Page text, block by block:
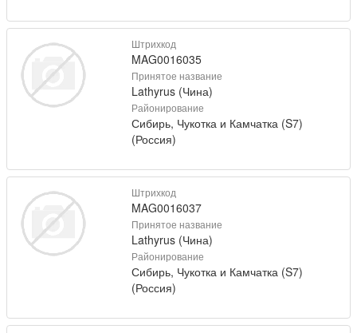
Штрихкод
MAG0016035
Принятое название
Lathyrus (Чина)
Районирование
Сибирь, Чукотка и Камчатка (S7)
(Россия)
Штрихкод
MAG0016037
Принятое название
Lathyrus (Чина)
Районирование
Сибирь, Чукотка и Камчатка (S7)
(Россия)